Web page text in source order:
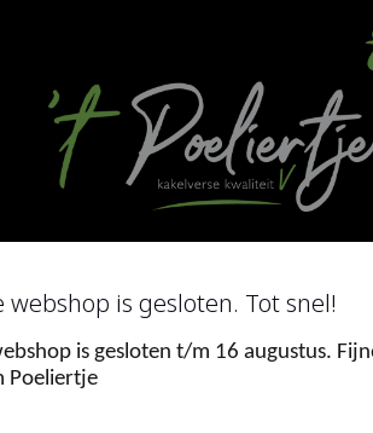
webshop is gesloten. Tot snel!
is gesloten t/m 16 augustus.
Poeliertje
0